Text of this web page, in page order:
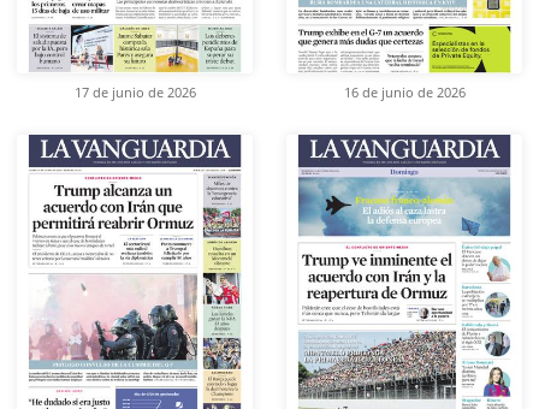
17 de junio de 2026 16 de junio de 2026